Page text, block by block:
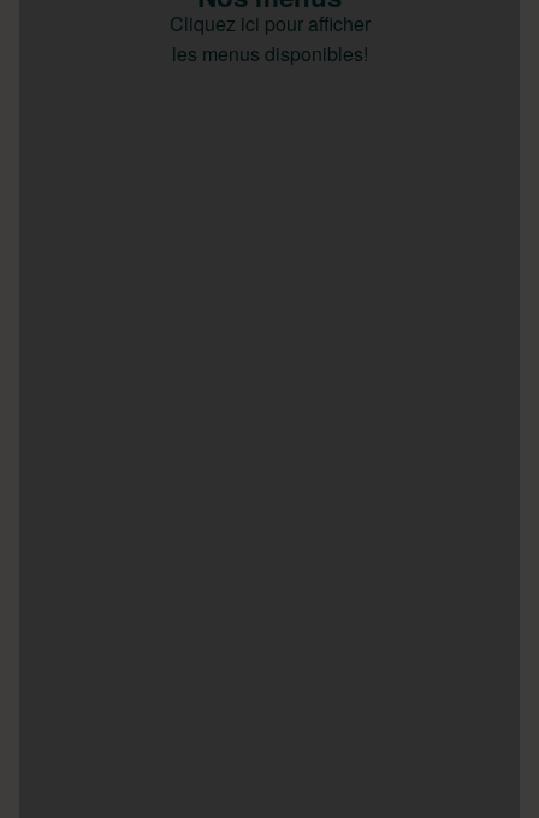
Cliquez ici pour afficher
les menus disponibles!